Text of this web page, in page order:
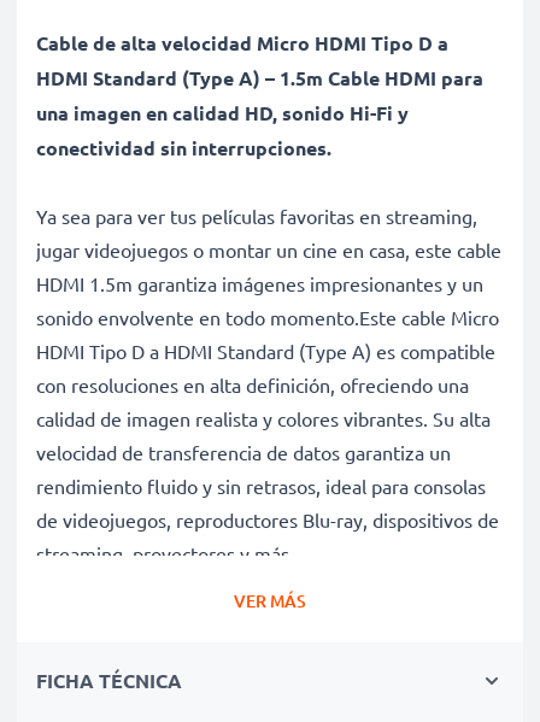
Cable de alta velocidad Micro HDMI Tipo D a
HDMI Standard (Type A) – 1.5m Cable HDMI para
una imagen en calidad HD, sonido Hi-Fi y
conectividad sin interrupciones.
Ya sea para ver tus películas favoritas en streaming,
jugar videojuegos o montar un cine en casa, este cable
HDMI 1.5m garantiza imágenes impresionantes y un
sonido envolvente en todo momento.Este cable Micro
HDMI Tipo D a HDMI Standard (Type A) es compatible
con resoluciones en alta definición, ofreciendo una
calidad de imagen realista y colores vibrantes. Su alta
velocidad de transferencia de datos garantiza un
rendimiento fluido y sin retrasos, ideal para consolas
de videojuegos, reproductores Blu-ray, dispositivos de
streaming, proyectores y más.
Ventajas de los cables HDMI subtel
una calidad visual excepcional
VER MÁS
FICHA TÉCNICA